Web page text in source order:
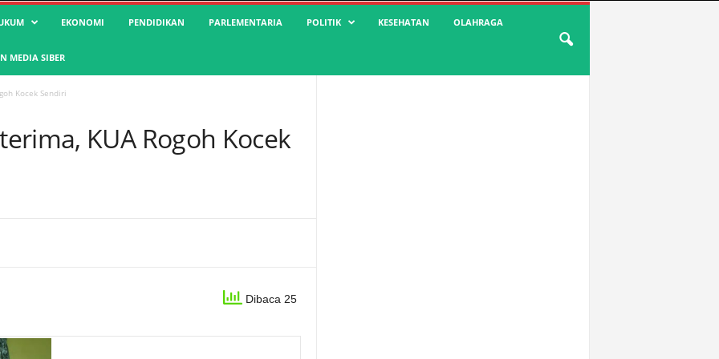
EKONOMI PENDIDIKAN PARLEMENTARIA POLITIK KESEHATAN OLAHRAGA
MEDIA SIBER
Kocek Sendiri
KUA Rogoh Kocek
Dibaca 25